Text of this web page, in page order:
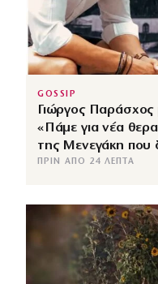
GOSSIP
Γιώργος
«Πάμε για νέα
της Μενεγάκη που
ΠΡΙΝ ΑΠΌ 24 ΛΕΠΤΆ